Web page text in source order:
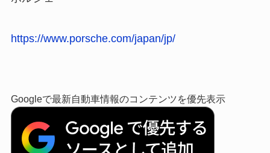
https://www.porsche.com/japan/jp/
Googleで最新自動車情報のコンテンツを優先表示